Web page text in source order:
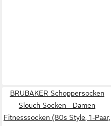
BRUBAKER Schoppersocken
Slouch Socken - Damen
Fitnesssocken (80s Style, 1-Paar,